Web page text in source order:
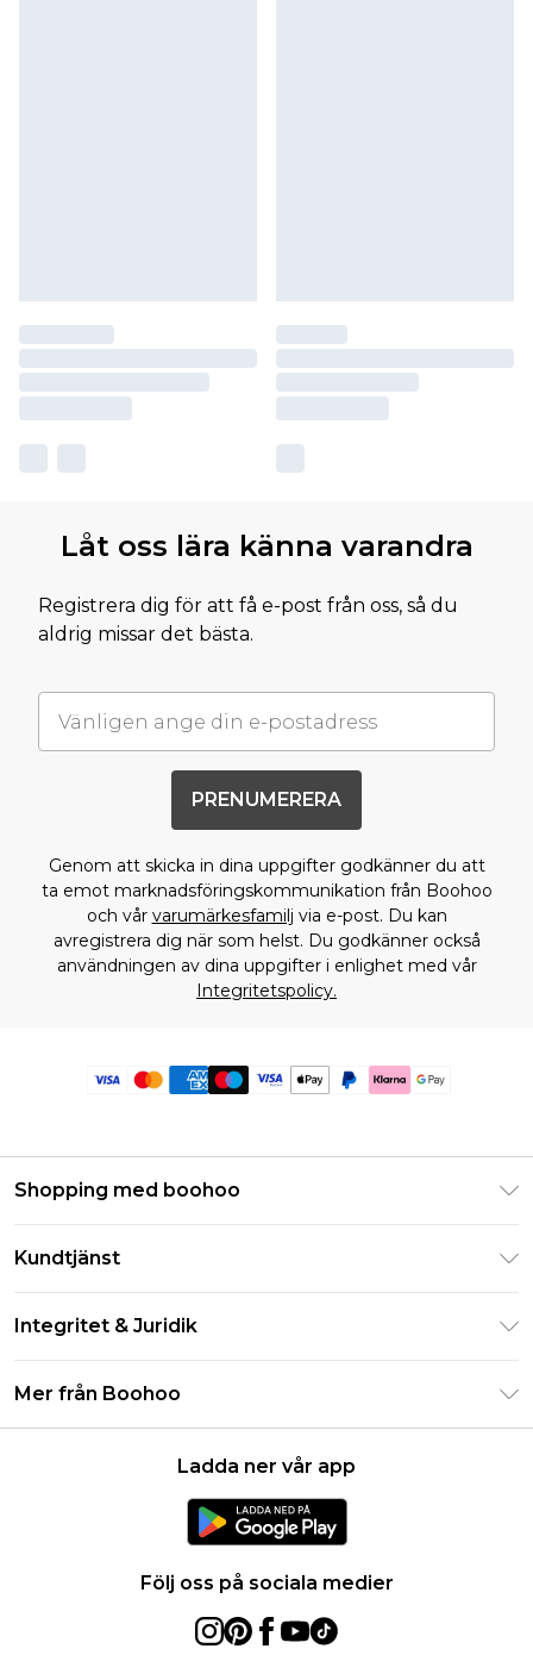
Låt oss lära känna varandra
Registrera dig för att få e-post från oss, så du
aldrig missar det bästa.
PRENUMERERA
Genom att skicka in dina uppgifter godkänner du att
ta emot marknadsföringskommunikation från Boohoo
och vår varumärkesfamilj via e-post. Du kan
avregistrera dig när som helst. Du godkänner också
användningen av dina uppgifter i enlighet med vår
Integritetspolicy.
Shopping med boohoo
Studentrabatt - UNiDAYS
Boohoo-appen
Storleksguide
Kundtjänst
Leveransinformation
Returnerar information
Integritet & Juridik
Integritetspolicy
Mer från Boohoo
Ladda ner vår app
Följ oss på sociala medier